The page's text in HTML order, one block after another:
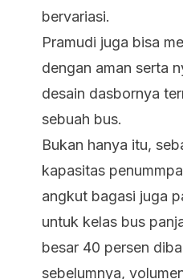
bervariasi.
Pramudi juga bisa
dengan aman serta
desain dasbornya
sebuah bus.
Bukan hanya itu,
kapasitas
angkut bagasi juga
untuk kelas bus
besar 40 persen
sebelumnya,